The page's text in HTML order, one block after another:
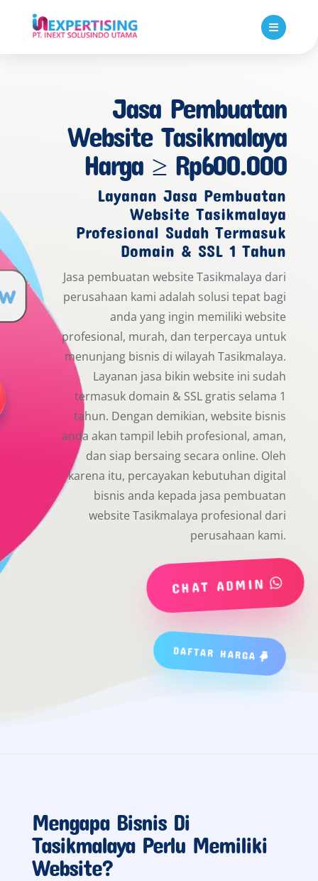

Jasa Pembuatan
Website Tasikmalaya
Harga ≥ Rp600.000
Layanan Jasa Pembuatan
Website Tasikmalaya
Profesional Sudah Termasuk
Domain & SSL 1 Tahun
Jasa pembuatan website Tasikmalaya dari
perusahaan kami adalah solusi tepat bagi
anda yang ingin memiliki website
profesional, murah, dan terpercaya untuk
menunjang bisnis di wilayah Tasikmalaya.
Layanan jasa bikin website ini sudah
termasuk domain & SSL gratis selama 1
tahun. Dengan demikian, website bisnis
anda akan tampil lebih profesional, aman,
dan siap bersaing secara online. Oleh
karena itu, percayakan kebutuhan digital
bisnis anda kepada jasa pembuatan
website Tasikmalaya profesional dari
perusahaan kami.
CHAT ADMIN
DAFTAR HARGA
Mengapa Bisnis Di
Tasikmalaya Perlu Memiliki
Website?